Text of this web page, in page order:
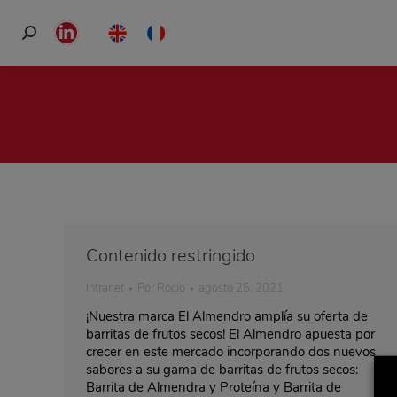
Buscar:
Linkedin
page
window
Contenido restringido
Intranet Por Rocio agosto 25, 2021
¡Nuestra marca El Almendro amplía su oferta de
barritas de frutos secos! El Almendro apuesta por
crecer en este mercado incorporando dos nuevos
sabores a su gama de barritas de frutos secos:
Barrita de Almendra y Proteína y Barrita de